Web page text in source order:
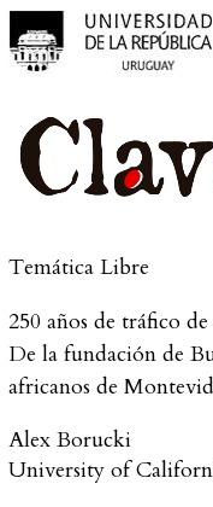
Temática Libre
250 años de tráfico
De la fundación de
africanos de
Alex Borucki
University of